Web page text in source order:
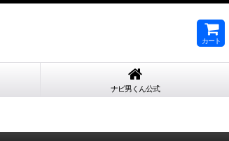
カート
ナビ男くん公式